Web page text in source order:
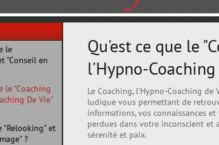
le
"Conseil en
le "Coaching
De Vie"
"Relooking" et
?
Qu'est ce que le
l'Hypno-Coaching
Le Coaching, l'Hypno-Coaching de
ludique vous permettant de
informations, vos connaissances
perdues dans votre inconscient et
sérenité et paix.